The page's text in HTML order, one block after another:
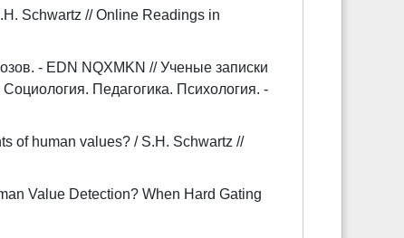
Schwartz // Online Readings in
- EDN NQXMKN // Ученые записки
Педагогика. Психология. -
of human values? / S.H. Schwartz //
Value Detection? When Hard Gating